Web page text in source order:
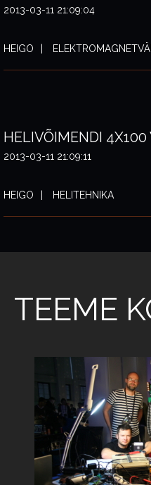
2013-03-11 21:09:04
HEIGO
HELIVÕIMENDI 4X100
2013-03-11 21:09:11
HEIGO HELITEHNIKA
TEEME